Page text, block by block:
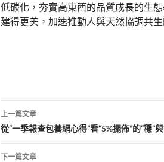
低碳化，夯實高東西的品質成長的生
建得更美，加速推動人與天然協調共生
文
章
導
上一篇文章
從“一季報查包養網心得”看“5%擺佈”的“穩”
下一篇文章